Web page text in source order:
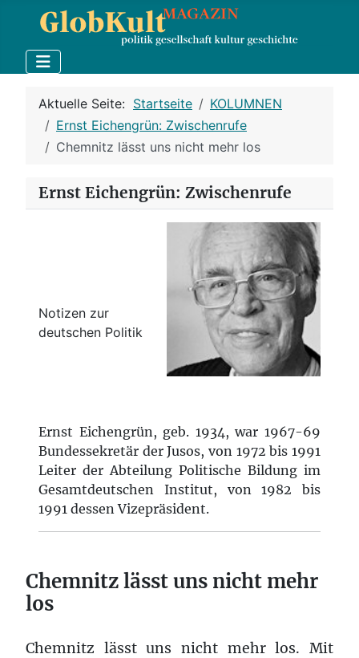
Aktuelle Seite: Startseite
KOLUMNEN
Ernst Eichengrün: Zwischenrufe
Chemnitz lässt uns nicht mehr los
Ernst Eichengrün: Zwischenrufe
Notizen zur
deutschen Politik
Ernst Eichengrün, geb. 1934, war 1967-69
Bundessekretär der Jusos, von 1972 bis 1991
Leiter der Abteilung Politische Bildung im
Gesamtdeutschen Institut, von 1982 bis
1991 dessen Vizepräsident.
Chemnitz lässt uns nicht mehr
los
Chemnitz lässt uns nicht mehr los. Mit